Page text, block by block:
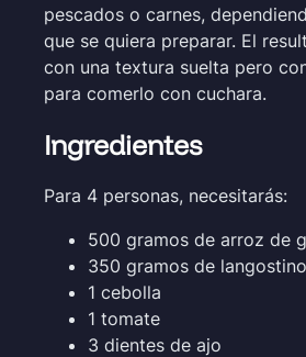
pescados o carnes,
que se quiera preparar. El
con una textura suelta pero
para comerlo con cuchara.
Ingredientes
Para 4 personas, necesitarás:
500 gramos de arroz de
350 gramos de
1 cebolla
1 tomate
3 dientes de ajo